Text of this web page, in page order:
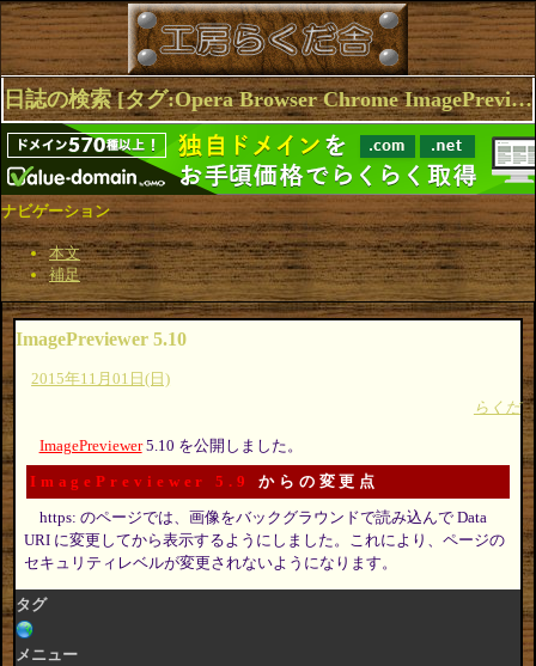
日誌の検索 [タグ:Opera Browser Chrome ImagePreviewer Firefox Extensions] 1～4(4件中)
ナビゲーション
本文
補足
ImagePreviewer 5.10
2015年11月01日(日)
らくだ
ImagePreviewer5.10 を公開しました。
ImagePreviewer 5.9 からの変更点
https: のページでは、画像をバックグラウンドで読み込んで Data
URI に変更してから表示するようにしました。これにより、ページの
セキュリティレベルが変更されないようになります。
タグ
メニュー